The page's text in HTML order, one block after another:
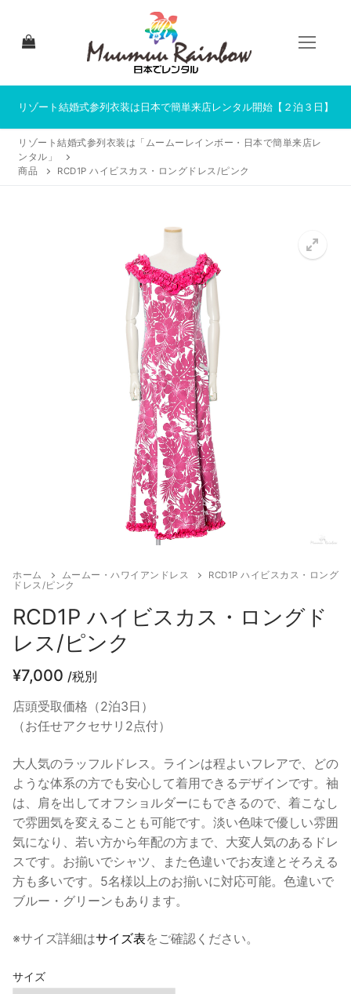
ツ
ス
リゾート結婚式参列衣装は日本で簡単来店レンタル開始【２泊３日】
HOME
来店レンタルについて
来店レンタル商品一覧
お客様の声
アクセス
お問い合わせ
宅配レンタル
リゾート結婚式参列衣装は「ムームーレインボー・日本で簡単来店レ
ンタル」
商品
RCD1P ハイビスカス・ロングドレス/ピンク
ホーム ムームー・ハワイアンドレス
RCD1P ハイビスカス・ロング
ドレス/ピンク
RCD1P ハイビスカス・ロングド
レス/ピンク
¥7,000 /税別
店頭受取価格（2泊3日）
（お任せアクセサリ2点付）
大人気のラッフルドレス。ラインは程よいフレアで、どの
ような体系の方でも安心して着用できるデザインです。袖
は、肩を出してオフショルダーにもできるので、着こなし
で雰囲気を変えることも可能です。淡い色味で優しい雰囲
気になり、若い方から年配の方まで、大変人気のあるドレ
スです。お揃いでシャツ、また色違いでお友達とそろえる
方も多いです。5名様以上のお揃いに対応可能。色違いで
ブルー・グリーンもあります。
※サイズ詳細はサイズ表をご確認ください。
サイズ